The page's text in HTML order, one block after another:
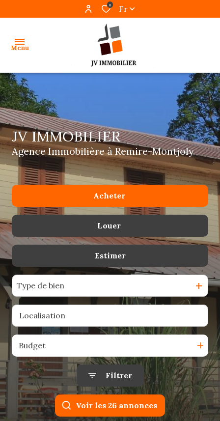
0 Fr
Menu
accueil
ventes
locations
gestion
programmes
alerte
mail
estimation
contact
JV IMMOBILIER
Agence Immobilière à Remire-Montjoly
Acheter
Du neuf
Louer
Estimer
Type de bien
Budget
Filtrer
Voir les 26 annonces